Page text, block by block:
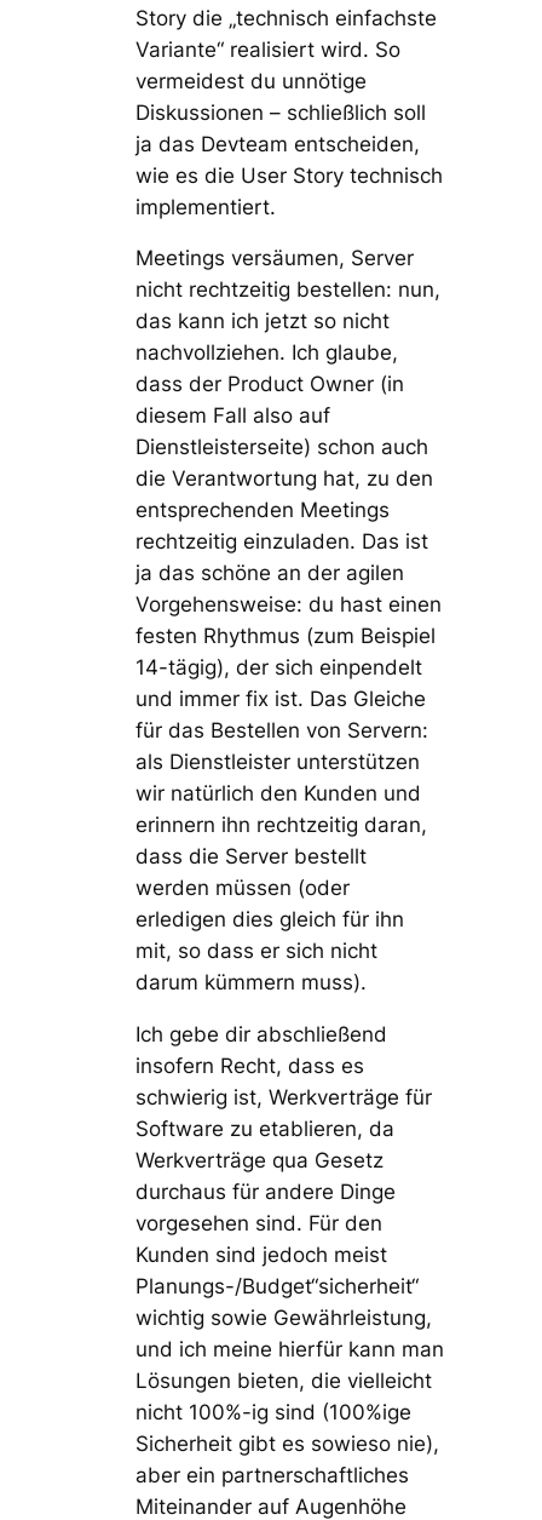
Story die „technisch einfachste
Variante“ realisiert wird. So
vermeidest du unnötige
Diskussionen – schließlich soll
ja das Devteam entscheiden,
wie es die User Story technisch
implementiert.
Meetings versäumen, Server
nicht rechtzeitig bestellen: nun,
das kann ich jetzt so nicht
nachvollziehen. Ich glaube,
dass der Product Owner (in
diesem Fall also auf
Dienstleisterseite) schon auch
die Verantwortung hat, zu den
entsprechenden Meetings
rechtzeitig einzuladen. Das ist
ja das schöne an der agilen
Vorgehensweise: du hast einen
festen Rhythmus (zum Beispiel
14-tägig), der sich einpendelt
und immer fix ist. Das Gleiche
für das Bestellen von Servern:
als Dienstleister unterstützen
wir natürlich den Kunden und
erinnern ihn rechtzeitig daran,
dass die Server bestellt
werden müssen (oder
erledigen dies gleich für ihn
mit, so dass er sich nicht
darum kümmern muss).
Ich gebe dir abschließend
insofern Recht, dass es
schwierig ist, Werkverträge für
Software zu etablieren, da
Werkverträge qua Gesetz
durchaus für andere Dinge
vorgesehen sind. Für den
Kunden sind jedoch meist
Planungs-/Budget“sicherheit“
wichtig sowie Gewährleistung,
und ich meine hierfür kann man
Lösungen bieten, die vielleicht
nicht 100%-ig sind (100%ige
Sicherheit gibt es sowieso nie),
aber ein partnerschaftliches
Miteinander auf Augenhöhe